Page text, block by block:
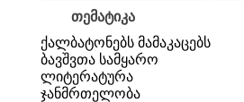
თემატიკა
ქალბატონებს მამაკაცებს
ბავშვთა სამყარო
ლიტერატურა
ჯანმრთელობა